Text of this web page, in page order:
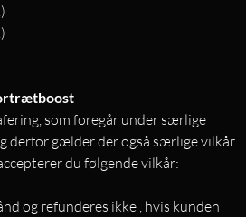
som foregår under særlige
derfor gælder der også særlige vilkår
du følgende vilkår:
og refunderes ikke , hvis kunden